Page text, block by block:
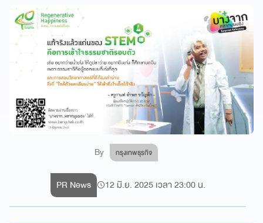
By กรุงเทพธุรกิจ
PR News 12 มิ.ย. 2025 เวลา 23:00 น.